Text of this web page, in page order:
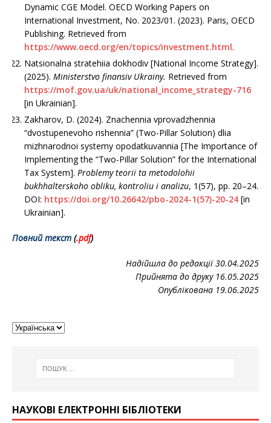
Dynamic CGE Model. OECD Working Papers on
International Investment, No. 2023/01. (2023). Paris, OECD
Publishing. Retrieved from
https://www.oecd.org/en/topics/investment.html.
Natsionalna stratehiia dokhodiv [National Income Strategy].
(2025). Ministerstvo finansiv Ukrainy. Retrieved from
https://mof.gov.ua/uk/national_income_strategy-716
[in Ukrainian].
Zakharov, D. (2024). Znachennia vprovadzhennia
“dvostupenevoho rishennia” (Two-Pillar Solution) dlia
mizhnarodnoi systemy opodatkuvannia [The Importance of
Implementing the “Two-Pillar Solution” for the International
Tax System]. Problemy teorii ta metodolohii
bukhhalterskoho obliku, kontroliu i analizu, 1(57), рр. 20–24.
DOI: https://doi.org/10.26642/pbo-2024-1(57)-20-24 [in
Ukrainian].
Повний текст (.pdf)
Надійшла до редакції 30.04.2025
Прийнята до друку 16.05.2025
Опублікована 19.06.2025
НАУКОВІ ЕЛЕКТРОННІ БІБЛІОТЕКИ